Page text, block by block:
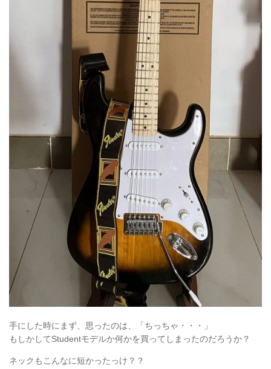
手にした時にまず、思ったのは、「ちっちゃ・・・」
もしかしてStudentモデルか何かを買ってしまったのだろうか？
ネックもこんなに短かったっけ？？